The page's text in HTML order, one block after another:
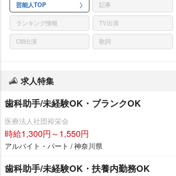
芸能人TOP 記事
ランキング情報 TV出演
CM出演 歌詞
求人特集
歯科助手/未経験OK・ブランクOK
医療法人社団裕栄会
時給1,300円～1,550円
アルバイト・パート / 神奈川県
歯科助手/未経験OK・扶養内勤務OK